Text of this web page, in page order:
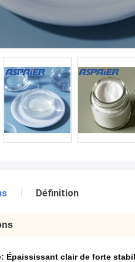
Définition
Épaississant clair de forte